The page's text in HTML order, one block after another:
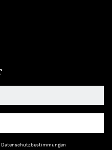
Datenschutzbestimmungen